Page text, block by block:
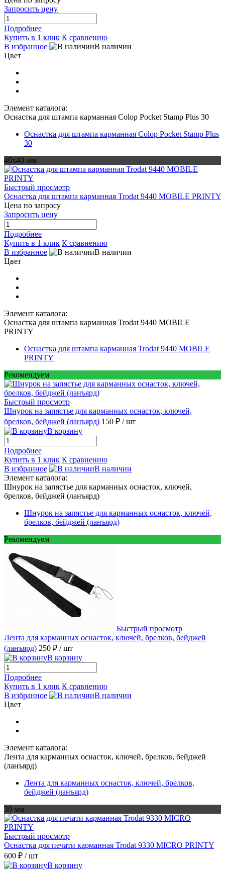
Запросить цену
Подробнее
Купить в 1 клик К сравнению
В избранное
В наличии
Цвет
Элемент каталога:
Оснастка для штампа карманная Colop Pocket Stamp Plus 30
Оснастка для штампа карманная Colop Pocket Stamp Plus
30
40х40 мм
Быстрый просмотр
Оснастка для штампа карманная Trodat 9440 MOBILE PRINTY
Цена по запросу
Запросить цену
Подробнее
Купить в 1 клик К сравнению
В избранное
В наличии
Цвет
Элемент каталога:
Оснастка для штампа карманная Trodat 9440 MOBILE
PRINTY
Оснастка для штампа карманная Trodat 9440 MOBILE
PRINTY
Рекомендуем
Быстрый просмотр
Шнурок на запястье для карманных оснасток, ключей,
брелков, бейджей (ланъярд) 150 ₽ / шт
В корзину
Подробнее
Купить в 1 клик К сравнению
В избранное
В наличии
Элемент каталога:
Шнурок на запястье для карманных оснасток, ключей,
брелков, бейджей (ланъярд)
Шнурок на запястье для карманных оснасток, ключей,
брелков, бейджей (ланъярд)
Рекомендуем
Быстрый просмотр
Лента для карманных оснасток, ключей, брелков, бейджей
(ланъярд) 250 ₽ / шт
В корзину
Подробнее
Купить в 1 клик К сравнению
В избранное
В наличии
Цвет
Элемент каталога:
Лента для карманных оснасток, ключей, брелков, бейджей
(ланъярд)
Лента для карманных оснасток, ключей, брелков,
бейджей (ланъярд)
30 мм
Быстрый просмотр
Оснастка для печати карманная Trodat 9330 MICRO PRINTY
600 ₽ / шт
В корзину